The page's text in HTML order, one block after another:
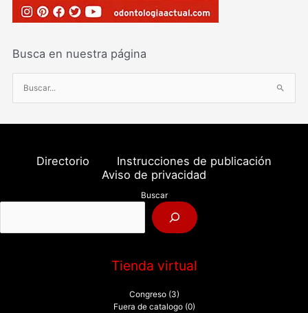
Busca en nuestra página
u
s
o
:
Directorio
Instrucciones de publicación
Aviso de privacidad
Buscar
Tienda virtual
Congreso (3)
Fuera de catalogo (0)